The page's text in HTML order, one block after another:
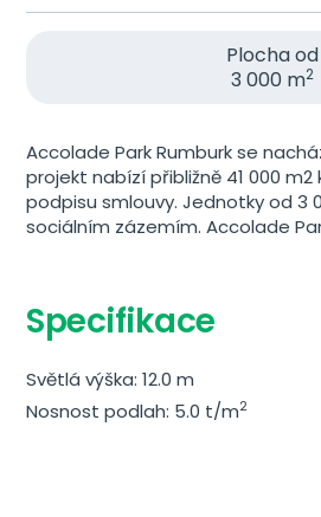
Plocha od
3 000 m2
Accolade Park Rumburk se
projekt nabízí přibližně 41 000
podpisu smlouvy. Jednotky od 3
sociálním zázemím. Accolade
Specifikace
Světlá výška: 12.0 m
Nosnost podlah: 5.0 t/m2